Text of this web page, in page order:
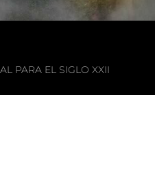
PARA EL SIGLO XXII